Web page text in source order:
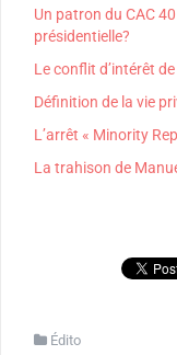
Un patron du CAC
présidentielle?
Le conflit d’intérêt
Définition de la vie
L’arrêt « Minority
La trahison de
Édito